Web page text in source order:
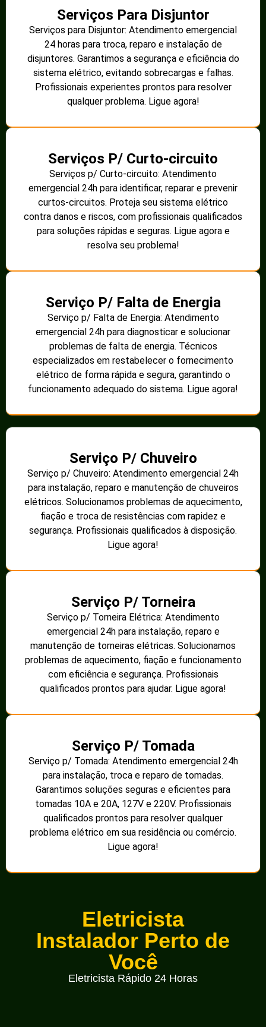
Serviços Para Disjuntor
Serviços para Disjuntor: Atendimento emergencial
24 horas para troca, reparo e instalação de
disjuntores. Garantimos a segurança e eficiência do
sistema elétrico, evitando sobrecargas e falhas.
Profissionais experientes prontos para resolver
qualquer problema. Ligue agora!
Serviços P/ Curto-circuito
Serviços p/ Curto-circuito: Atendimento
emergencial 24h para identificar, reparar e prevenir
curtos-circuitos. Proteja seu sistema elétrico
contra danos e riscos, com profissionais qualificados
para soluções rápidas e seguras. Ligue agora e
resolva seu problema!
Serviço P/ Falta de Energia
Serviço p/ Falta de Energia: Atendimento
emergencial 24h para diagnosticar e solucionar
problemas de falta de energia. Técnicos
especializados em restabelecer o fornecimento
elétrico de forma rápida e segura, garantindo o
funcionamento adequado do sistema. Ligue agora!
Serviço P/ Chuveiro
Serviço p/ Chuveiro: Atendimento emergencial 24h
para instalação, reparo e manutenção de chuveiros
elétricos. Solucionamos problemas de aquecimento,
fiação e troca de resistências com rapidez e
segurança. Profissionais qualificados à disposição.
Ligue agora!
Serviço P/ Torneira
Serviço p/ Torneira Elétrica: Atendimento
emergencial 24h para instalação, reparo e
manutenção de torneiras elétricas. Solucionamos
problemas de aquecimento, fiação e funcionamento
com eficiência e segurança. Profissionais
qualificados prontos para ajudar. Ligue agora!
Serviço P/ Tomada
Serviço p/ Tomada: Atendimento emergencial 24h
para instalação, troca e reparo de tomadas.
Garantimos soluções seguras e eficientes para
tomadas 10A e 20A, 127V e 220V. Profissionais
qualificados prontos para resolver qualquer
problema elétrico em sua residência ou comércio.
Ligue agora!
Eletricista
Instalador Perto de
Você
Eletricista Rápido 24 Horas